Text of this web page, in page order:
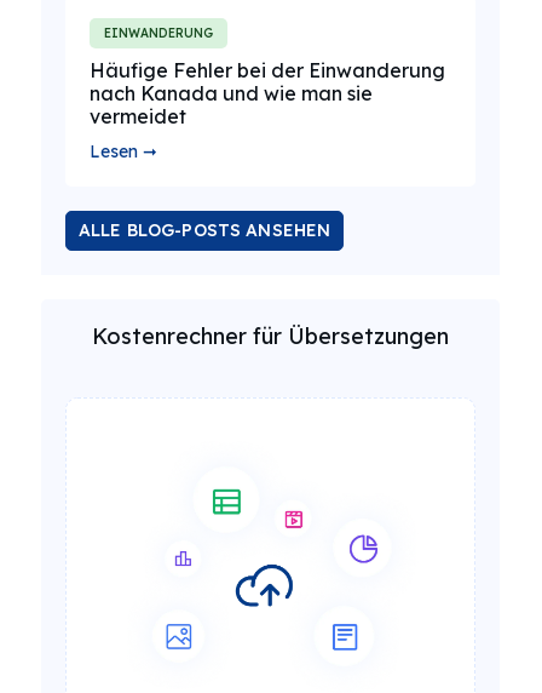
EINWANDERUNG
Häufige Fehler bei der Einwanderung
nach Kanada und wie man sie
vermeidet
Lesen ➞
ALLE BLOG-POSTS ANSEHEN
Kostenrechner für Übersetzungen